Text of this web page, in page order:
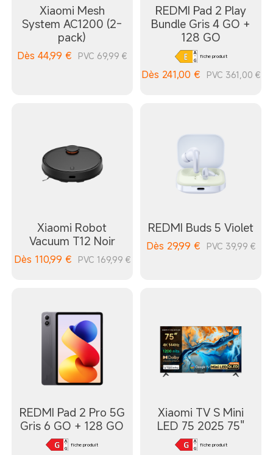
Xiaomi Mesh
System AC1200 (2-
pack)
Dès 44,99 € PVC 69,99 €
REDMI Pad 2 Play
Bundle Gris 4 GO +
128 GO
fiche produit
Dès 241,00 € PVC 361,00 €
Xiaomi Robot
Vacuum T12 Noir
Dès 110,99 € PVC 169,99 €
REDMI Buds 5 Violet
Dès 29,99 € PVC 39,99 €
REDMI Pad 2 Pro 5G
Gris 6 GO + 128 GO
fiche produit
Xiaomi TV S Mini
LED 75 2025 75"
fiche produit